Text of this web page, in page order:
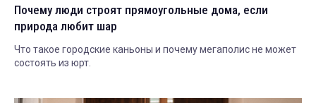
Почему люди строят прямоугольные дома, если
природа любит шар
Что такое городские каньоны и почему мегаполис не может
состоять из юрт.